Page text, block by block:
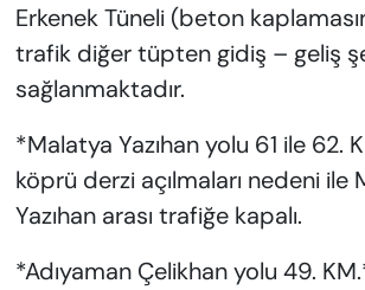
Erkenek Tüneli (beton
trafik diğer tüpten gidiş – geliş
sağlanmaktadır.
*Malatya Yazıhan yolu 61 ile 62.
köprü derzi açılmaları nedeni ile
Yazıhan arası trafiğe kapalı.
*Adıyaman Çelikhan yolu 49.